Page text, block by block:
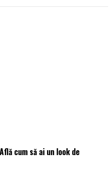
cum să ai un look de